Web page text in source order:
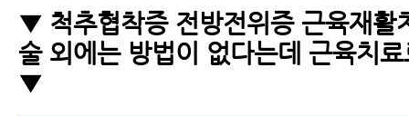
▼ 척추협착증 전방전위증 근육재활
술 외에는 방법이 없다는데 근육치
▼